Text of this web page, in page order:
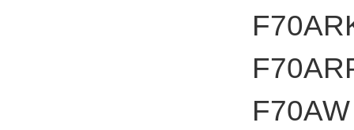
F70AW